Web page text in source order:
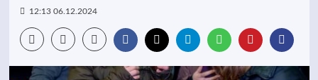
12:13 06.12.2024